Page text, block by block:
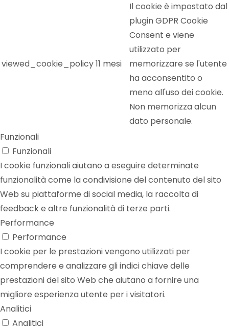
viewed_cookie_policy11 mesi
Il cookie è impostato dal
plugin GDPR Cookie
Consent e viene
utilizzato per
memorizzare se l'utente
ha acconsentito o
meno all'uso dei cookie.
Non memorizza alcun
dato personale.
Funzionali
Funzionali
I cookie funzionali aiutano a eseguire determinate
funzionalità come la condivisione del contenuto del sito
Web su piattaforme di social media, la raccolta di
feedback e altre funzionalità di terze parti.
Performance
Performance
I cookie per le prestazioni vengono utilizzati per
comprendere e analizzare gli indici chiave delle
prestazioni del sito Web che aiutano a fornire una
migliore esperienza utente per i visitatori.
Analitici
Analitici